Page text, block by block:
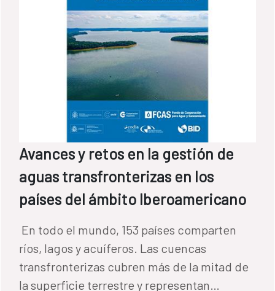
Avances y retos en la gestión de
aguas transfronterizas en los
países del ámbito Iberoamericano
ríos, lagos y acuíferos. Las cuencas
transfronterizas cubren más de la mitad de
la superficie terrestre y representan